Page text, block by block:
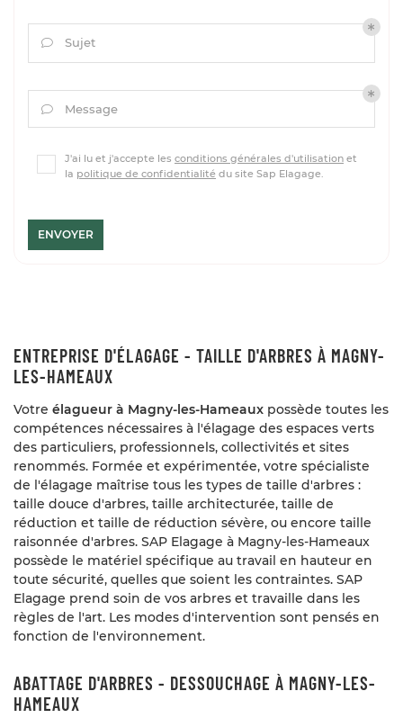
Accueil
et réalisations
UNE
 Sujet
 Message
J'ai lu et j'accepte les conditions générales d'utilisation et
la politique de confidentialité du site Sap Elagage.
ENVOYER
ENTREPRISE D'ÉLAGAGE - TAILLE D'ARBRES À MAGNY-
LES-HAMEAUX
Votre élagueur à Magny-les-Hameaux possède toutes les
compétences nécessaires à l'élagage des espaces verts
des particuliers, professionnels, collectivités et sites
renommés. Formée et expérimentée, votre spécialiste
de l'élagage maîtrise tous les types de taille d'arbres :
taille douce d'arbres, taille architecturée, taille de
réduction et taille de réduction sévère, ou encore taille
raisonnée d'arbres. SAP Elagage à Magny-les-Hameaux
possède le matériel spécifique au travail en hauteur en
toute sécurité, quelles que soient les contraintes. SAP
Elagage prend soin de vos arbres et travaille dans les
règles de l'art. Les modes d'intervention sont pensés en
fonction de l'environnement.
ABATTAGE D'ARBRES - DESSOUCHAGE À MAGNY-LES-
HAMEAUX